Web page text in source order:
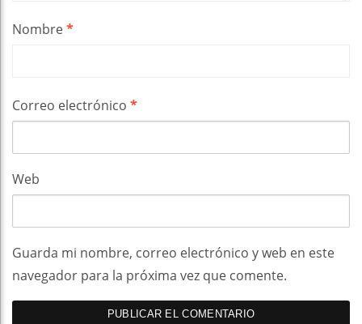
Nombre*
Correo electrónico *
Web
Guarda mi nombre, correo electrónico y web en este
navegador para la próxima vez que comente.